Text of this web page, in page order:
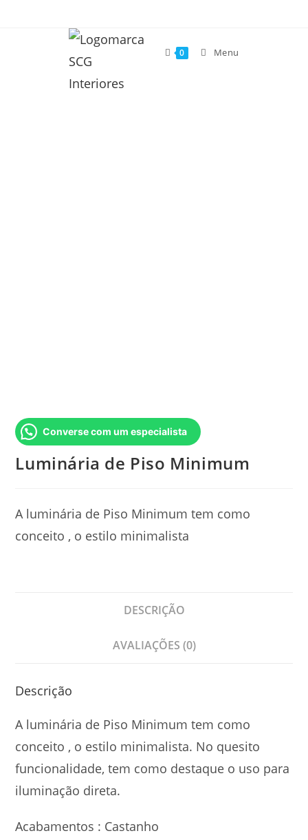
0 Menu
Converse com um especialista
Luminária de Piso Minimum
A luminária de Piso Minimum tem como
conceito , o estilo minimalista
DESCRIÇÃO
AVALIAÇÕES (0)
Descrição
A luminária de Piso Minimum tem como
conceito , o estilo minimalista. No quesito
funcionalidade, tem como destaque o uso para
iluminação direta.
Acabamentos : Castanho